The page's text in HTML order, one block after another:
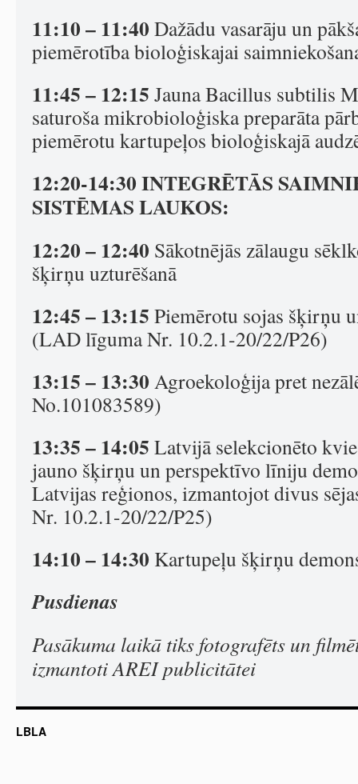
11:10 – 11:40 Dažādu vasarāju un
piemērotība bioloģiskajai
11:45 – 12:15 Jauna Bacillus subtilis
saturoša mikrobioloģiska preparāta
piemērotu kartupeļos bioloģiskajā
12:20-14:30 INTEGRĒTĀS
SISTĒMAS LAUKOS:
12:20 – 12:40 Sākotnējās zālaugu
šķirņu uzturēšanā
12:45 – 13:15 Piemērotu sojas šķirņu
(LAD līguma Nr. 10.2.1-20/22/P26)
13:15 – 13:30 Agroekoloģija pret
No.101083589)
13:35 – 14:05 Latvijā selekcionēto
jauno šķirņu un perspektīvo līniju
Latvijas reģionos, izmantojot divus
Nr. 10.2.1-20/22/P25)
14:10 – 14:30 Kartupeļu šķirņu
Pusdienas
Pasākuma laikā tiks fotografēts un
izmantoti AREI publicitātei
LBLA